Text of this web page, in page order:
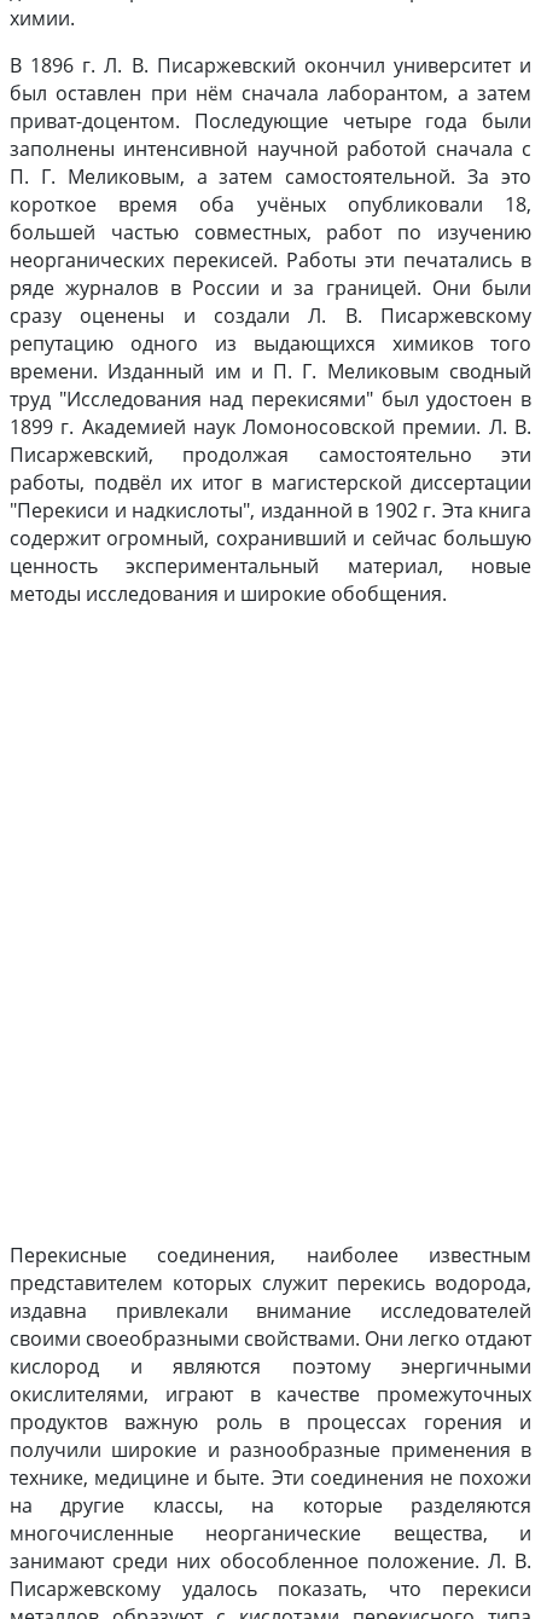
химии.
В 1896 г. Л. В. Писаржевский окончил университет и
был оставлен при нём сначала лаборантом, а затем
приват-доцентом. Последующие четыре года были
заполнены интенсивной научной работой сначала с
П. Г. Меликовым, а затем самостоятельной. За это
короткое время оба учёных опубликовали 18,
большей частью совместных, работ по изучению
неорганических перекисей. Работы эти печатались в
ряде журналов в России и за границей. Они были
сразу оценены и создали Л. В. Писаржевскому
репутацию одного из выдающихся химиков того
времени. Изданный им и П. Г. Меликовым сводный
труд "Исследования над перекисями" был удостоен в
1899 г. Академией наук Ломоносовской премии. Л. В.
Писаржевский, продолжая самостоятельно эти
работы, подвёл их итог в магистерской диссертации
"Перекиси и надкислоты", изданной в 1902 г. Эта книга
содержит огромный, сохранивший и сейчас большую
ценность экспериментальный материал, новые
методы исследования и широкие обобщения.
Перекисные соединения, наиболее известным
представителем которых служит перекись водорода,
издавна привлекали внимание исследователей
своими своеобразными свойствами. Они легко отдают
кислород и являются поэтому энергичными
окислителями, играют в качестве промежуточных
продуктов важную роль в процессах горения и
получили широкие и разнообразные применения в
технике, медицине и быте. Эти соединения не похожи
на другие классы, на которые разделяются
многочисленные неорганические вещества, и
занимают среди них обособленное положение. Л. В.
Писаржевскому удалось показать, что перекиси